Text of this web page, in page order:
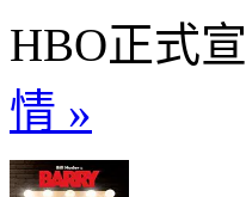
HBO正式
情 »